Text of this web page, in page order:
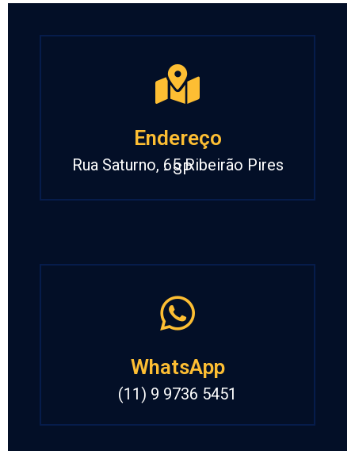
Endereço
Rua Saturno, 65 Ribeirão Pires
- SP
WhatsApp
(11) 9 9736 5451